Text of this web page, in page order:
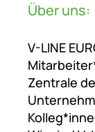
Über uns:
V-LINE
Zentrale